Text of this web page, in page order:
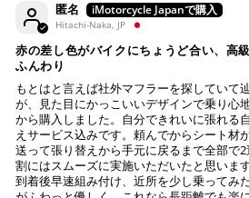
純正シートにダメージはない (シ
れ、スポンジの破れ等)
注意事項
Tappezzeria Italia製品は、純正
製造されておりますが、シート
不可と判断した場合には、ご連
く場合もございます。
送っていただいた純正シートが、
上記キャッシュレス決済アカウ
い方法をご選択頂き、クリック
が完了します。
匿名
Hitachi-Naka, JP
赤の差し色がバイクにちょうど合い、高
ふんわり
もとはと言えば社外マフラーを探していて
が、見た目にかっこいいデザインで乗り心
から購入しました。自分できれいに張れる
えサービス込みです。頼んでからシート材
送って張り替えから手元に戻るまで全部で
割にはスムーズに実施いただいたと思います
到着後早速組み付け、近所を少し乗ってみ